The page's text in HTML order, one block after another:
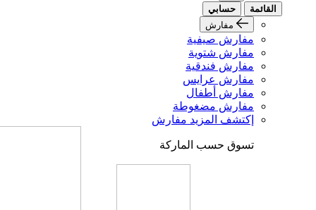
القائمة
حسابي
مفارش
مفارش صيفية
مفارش شتوية
مفارش فندقية
مفارش عرايس
مفارش أطفال
مفارش مضغوطة
إكتشف المزيد مفارش
تسوق حسب الماركة